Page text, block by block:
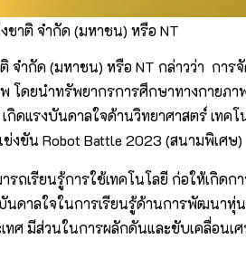
าติ จำกัด (มหาชน) หรือ NT
ำกัด (มหาชน) หรือ NT กล่าวว่า การ
ยนำทรัพยากรการศึกษาทางกายภา
ดแรงบันดาลใจด้านวิทยาศาสตร์ เท
งขัน Robot Battle 2023 (สนามพิเศษ)
รถเรียนรู้การใช้เทคโนโลยี ก่อให้เ
ดาลใจในการเรียนรู้ด้านการพัฒนา
ศ มีส่วนในการผลักดันและขับเคลื่อน